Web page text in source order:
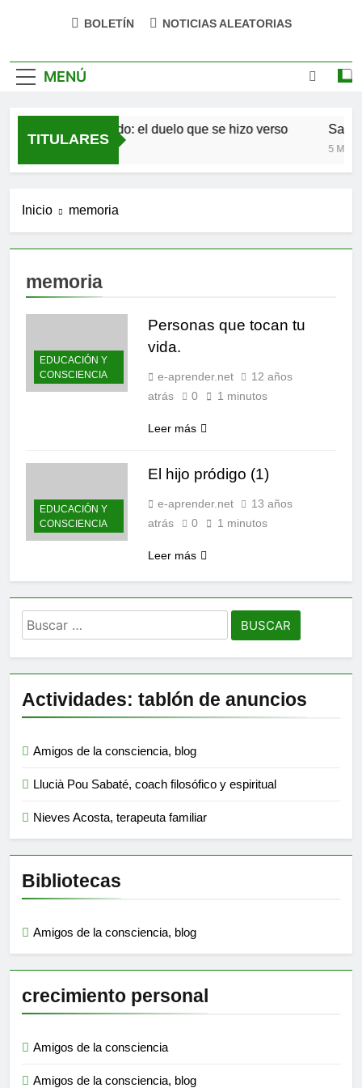
BOLETÍN NOTICIAS ALEATORIAS
MENÚ
TITULARES
Antonio Machado: el duelo que se hizo verso San
5
Inicio memoria
memoria
EDUCACIÓN Y
CONSCIENCIA
Personas que tocan tu
vida.
e-aprender.net
12 años
atrás
0 1 minutos
Leer más
EDUCACIÓN Y
CONSCIENCIA
El hijo pródigo (1)
e-aprender.net
13 años
atrás
0 1 minutos
Leer más
Buscar:
Actividades: tablón de anuncios
Amigos de la consciencia, blog
Llucià Pou Sabaté, coach filosófico y espiritual
Nieves Acosta, terapeuta familiar
Bibliotecas
Amigos de la consciencia, blog
crecimiento personal
Amigos de la consciencia
Amigos de la consciencia, blog